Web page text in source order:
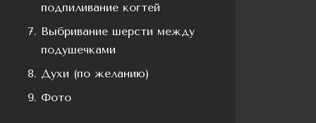
подпиливание когтей
Выбривание шерсти между
подушечками
Духи (по желанию)
Фото